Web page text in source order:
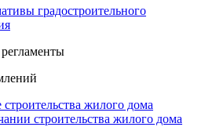
градостроительного
строительства жилого дома
строительства жилого дома